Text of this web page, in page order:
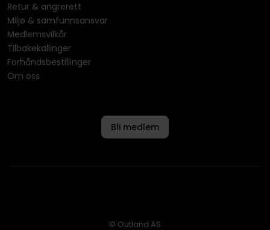
Retur & angrerett
Miljø & samfunnsansvar
Medlemsvilkår
Tilbakekallinger
Forhåndsbestillinger
Om oss
Bli medlem
© Outland AS